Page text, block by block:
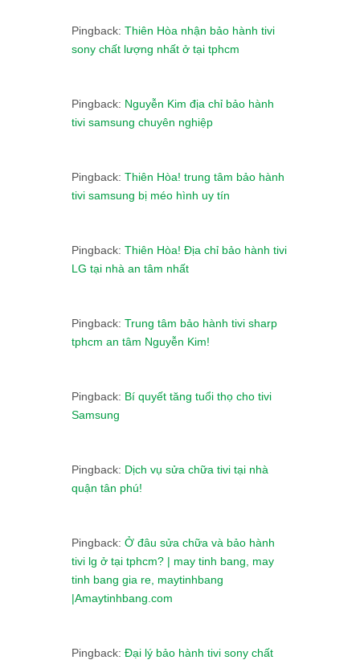
Pingback: Thiên Hòa nhận bảo hành tivi
sony chất lượng nhất ở tại tphcm
Pingback: Nguyễn Kim địa chỉ bảo hành
tivi samsung chuyên nghiệp
Pingback: Thiên Hòa! trung tâm bảo hành
tivi samsung bị méo hình uy tín
Pingback: Thiên Hòa! Địa chỉ bảo hành tivi
LG tại nhà an tâm nhất
Pingback: Trung tâm bảo hành tivi sharp
tphcm an tâm Nguyễn Kim!
Pingback: Bí quyết tăng tuổi thọ cho tivi
Samsung
Pingback: Dịch vụ sửa chữa tivi tại nhà
quận tân phú!
Pingback: Ở đâu sửa chữa và bảo hành
tivi lg ở tại tphcm? | may tinh bang, may
tinh bang gia re, maytinhbang
|Amaytinhbang.com
Pingback: Đại lý bảo hành tivi sony chất